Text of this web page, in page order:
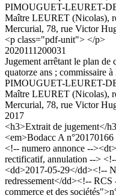
PIMOUGUET-LEURET-
Maître LEURET (Nicolas),
Mercurial, 78, rue Victor
<p class="pdf-unit"> </p>
2020111200031
Jugement arrêtant le plan
quatorze ans ; commissaire
PIMOUGUET-LEURET-
Maître LEURET (Nicolas),
Mercurial, 78, rue Victor
2017
<h3>Extrait de jugement</
<em>Bodacc A
<!-- numero annonce --
rectificatif, annulation -->
<dd>2017-05-29</dd><!--
redressement</dd><!--
commerce et des